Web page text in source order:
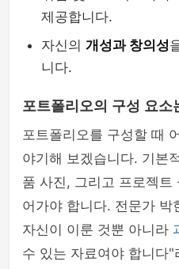
제공합니다.
자신의 개성과 창의성
니다.
포트폴리오의 구성 요소
포트폴리오를 구성할 때
야기해 보겠습니다. 기본
품 사진, 그리고 프로젝트
어가야 합니다. 전문가 박
자신이 이룬 것뿐 아니라
수 있는 자료여야 합니다"